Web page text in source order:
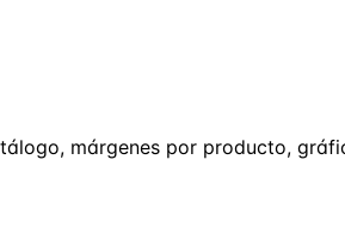
márgenes por producto,